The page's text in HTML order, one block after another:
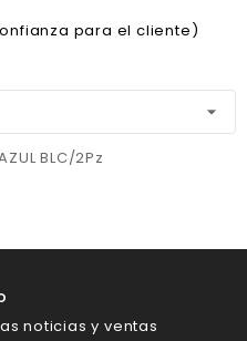
para el cliente)
BLC/2Pz
noticias y ventas